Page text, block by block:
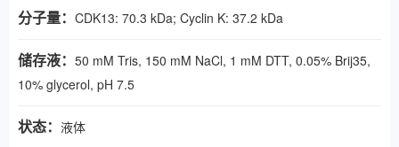
分子量： CDK13: 70.3 kDa; Cyclin K: 37.2 kDa
储存液： 50 mM Tris, 150 mM NaCl, 1 mM DTT, 0.05% Brij35,
10% glycerol, pH 7.5
状态： 液体